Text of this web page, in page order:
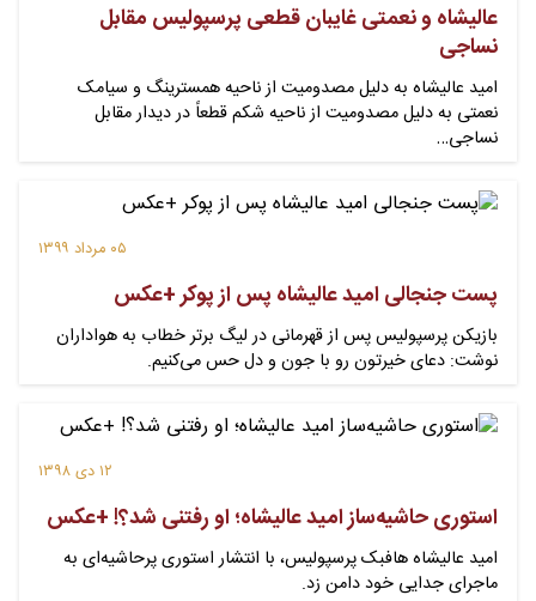
عالیشاه و نعمتی غایبان قطعی پرسپولیس مقابل
نساجی
امید عالیشاه به دلیل مصدومیت از ناحیه همسترینگ و سیامک
نعمتی به دلیل مصدومیت از ناحیه شکم قطعاً در دیدار مقابل
نساجی…
۰۵ مرداد ۱۳۹۹
پست جنجالی امید عالیشاه پس از پوکر +عکس
بازیکن پرسپولیس پس از قهرمانی در لیگ برتر خطاب به هواداران
نوشت: دعای خیرتون رو با جون و دل حس می‌کنیم.
۱۲ دی ۱۳۹۸
استوری حاشیه‌ساز امید عالیشاه؛ او رفتنی شد؟! +عکس
امید عالیشاه هافبک پرسپولیس، با انتشار استوری پرحاشیه‌ای به
ماجرای جدایی خود دامن زد.